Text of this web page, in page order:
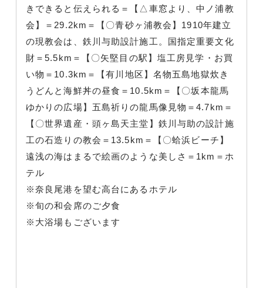
きできると伝えられる＝【△車窓より、中ノ浦教
会】＝29.2km＝【〇青砂ヶ浦教会】1910年建立
の現教会は、鉄川与助設計施工。国指定重要文化
財＝5.5km＝【〇矢堅目の駅】塩工房見学・お買
い物＝10.3km＝【有川地区】名物五島地獄炊き
うどんと海鮮丼の昼食＝10.5km＝【〇坂本龍馬
ゆかりの広場】五島祈りの龍馬像見物＝4.7km＝
【〇世界遺産・頭ヶ島天主堂】鉄川与助の設計施
工の石造りの教会＝13.5km＝【〇蛤浜ビーチ】
遠浅の海はまるで絵画のような美しさ＝1km＝ホ
テル
※奈良尾港を望む高台にあるホテル
※旬の和会席のご夕食
※大浴場もございます